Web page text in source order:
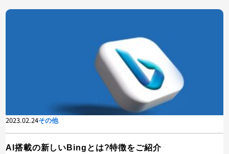
2023.02.24その他
AI搭載の新しいBingとは?特徴をご紹介